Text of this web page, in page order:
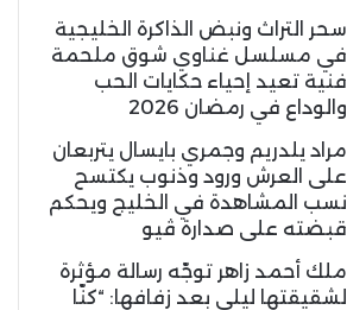
سحر التراث ونبض الذاكرة الخليجية
في مسلسل غناوي شوق ملحمة
فنية تعيد إحياء حكايات الحب
والوداع في رمضان 2026
مراد يلدريم وجمري بايسال يتربعان
على العرش ورود وذنوب يكتسح
نسب المشاهدة في الخليج ويحكم
قبضته على صدارة ڤيو
ملك أحمد زاهر توجّه رسالة مؤثرة
لشقيقتها ليلى بعد زفافها: “كنّا